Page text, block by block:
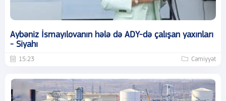
Aybəniz İsmayılovanın hələ də ADY-də çalışan yaxınları
- Siyahı
15:23 Cəmiyyət